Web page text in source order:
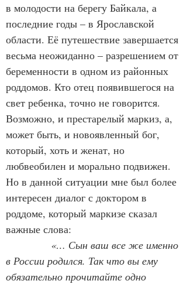
в молодости на берегу Байкала, а
последние годы – в Ярославской
области. Её путешествие завершается
весьма неожиданно – разрешением от
беременности в одном из районных
роддомов. Кто отец появившегося на
свет ребенка, точно не говорится.
Возможно, и престарелый маркиз, а,
может быть, и новоявленный бог,
который, хоть и женат, но
любвеобилен и морально подвижен.
Но в данной ситуации мне был более
интересен диалог с доктором в
роддоме, который маркизе сказал
важные слова:
«… Сын ваш все же именно
в России родился. Так что вы ему
обязательно прочитайте одно